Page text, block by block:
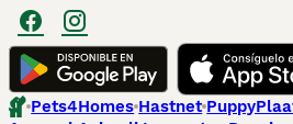
Pets4Homes Hastnet